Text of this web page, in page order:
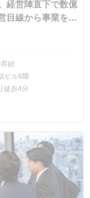
経営陣直下で数億
目線から事業を動
起業を目指す情熱
の長期・有給イ
給
ビル5階
徒歩4分